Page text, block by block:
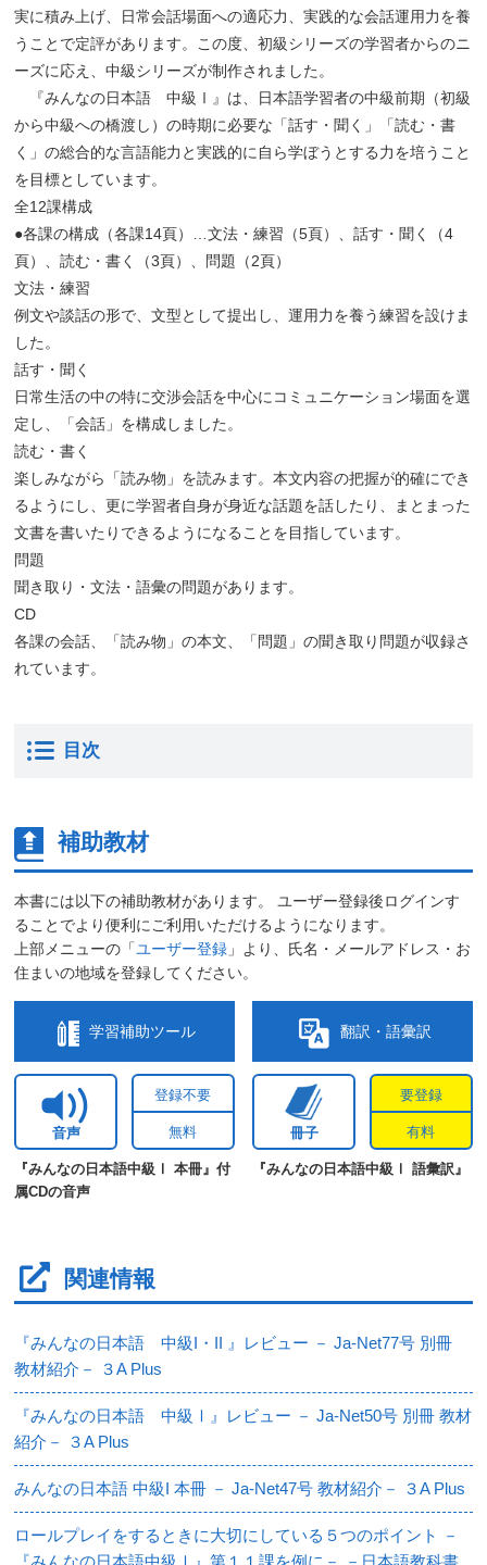
実に積み上げ、日常会話場面への適応力、実践的な会話運用力を養
うことで定評があります。この度、初級シリーズの学習者からのニ
ーズに応え、中級シリーズが制作されました。
『みんなの日本語 中級Ⅰ』は、日本語学習者の中級前期（初級
から中級への橋渡し）の時期に必要な「話す・聞く」「読む・書
く」の総合的な言語能力と実践的に自ら学ぼうとする力を培うこと
を目標としています。
全12課構成
●各課の構成（各課14頁）…文法・練習（5頁）、話す・聞く（4
頁）、読む・書く（3頁）、問題（2頁）
文法・練習
例文や談話の形で、文型として提出し、運用力を養う練習を設けま
した。
話す・聞く
日常生活の中の特に交渉会話を中心にコミュニケーション場面を選
定し、「会話」を構成しました。
読む・書く
楽しみながら「読み物」を読みます。本文内容の把握が的確にでき
るようにし、更に学習者自身が身近な話題を話したり、まとまった
文書を書いたりできるようになることを目指しています。
問題
聞き取り・文法・語彙の問題があります。
CD
各課の会話、「読み物」の本文、「問題」の聞き取り問題が収録さ
れています。
目次
補助教材
本書には以下の補助教材があります。 ユーザー登録後ログインす
ることでより便利にご利用いただけるようになります。
上部メニューの「ユーザー登録 」より、氏名・メールアドレス・お
住まいの地域を登録してください。
学習補助ツール
音声
登録不要
無料
『みんなの日本語中級Ⅰ 本冊』付
属CDの音声
翻訳・語彙訳
冊子
要登録
有料
『みんなの日本語中級Ⅰ 語彙訳』
関連情報
『みんなの日本語 中級I・II 』レビュー － Ja-Net77号 別冊
教材紹介－ ３A Plus
『みんなの日本語 中級Ⅰ』レビュー － Ja-Net50号 別冊 教材
紹介－ ３A Plus
みんなの日本語 中級I 本冊 － Ja-Net47号 教材紹介－ ３A Plus
ロールプレイをするときに大切にしている５つのポイント －
『みんなの日本語中級Ⅰ』第１１課を例に－ －日本語教科書